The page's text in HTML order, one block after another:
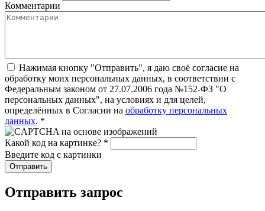
Комментарии
Нажимая кнопку "Отправить", я даю своё согласие на
обработку моих персональных данных, в соответствии с
Федеральным законом от 27.07.2006 года №152-ФЗ "О
персональных данных", на условиях и для целей,
определённых в Согласии на обработку персональных
данных. *
Какой код на картинке? *
Введите код с картинки
Отправить запрос